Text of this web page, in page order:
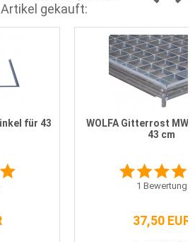
gekauft:
für 43
WOLFA Gitterrost MW
43 cm
1 Bewertung
37,50 EUR